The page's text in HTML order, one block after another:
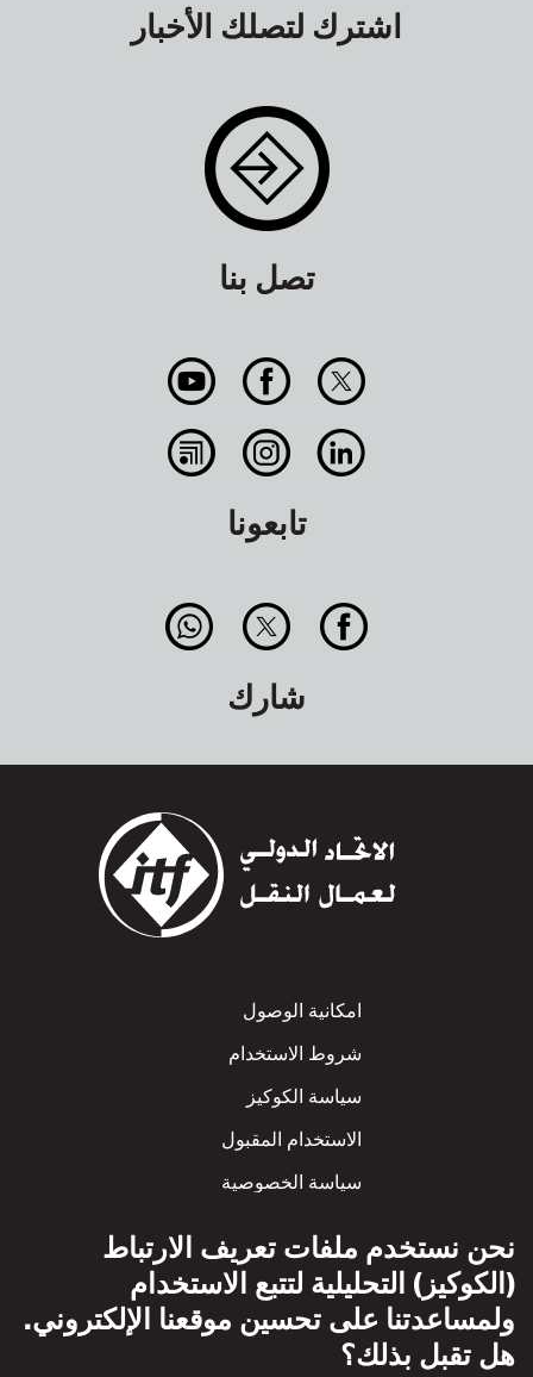
اشترك لتصلك الأخبار
تصل بنا
تابعونا
شارك
Footer
امكانية الوصول
شروط الاستخدام
سياسة الكوكيز
الاستخدام المقبول
سياسة الخصوصية
نحن نستخدم ملفات تعريف الارتباط
(الكوكيز) التحليلية لتتبع الاستخدام
ولمساعدتنا على تحسين موقعنا الإلكتروني.
هل تقبل بذلك؟